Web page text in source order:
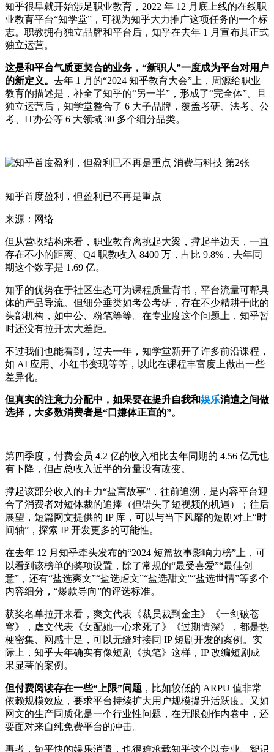
知乎很早就开始涉足职业教育，2022 年 12 月底上线的在线职
业教育平台“知学堂”，可视为知乎大力推广这项任务的一个标
志。职教拥有独立品牌和平台后，知乎在去年 1 月宣布其正式
独立运营。
这是和平台气质更契合的业务，“新职人”一度成为平台对用户
的新定义。 去年 1 月的“2024 知乎教育大会”上，周源给职业
教育的描述是，补全了知乎的“另一半”，形成了“完全体”。且
独立运营后，知学堂整合了 6 大子品牌，覆盖考研、法考、公
考、IT办公等 6 大领域 30 多个细分品类。
知乎首度盈利，但盈利已不再是重点
来源：网络
但从营收结构来看，职业教育离挑起大梁，撑起半边天，一直
存在不小的距离。Q4 职教收入 8400 万，占比 9.8%，去年同
期这个数字是 1.69 亿。
知乎的优势在于社区生态可为课程质量背书，平台流量可帮具
体的产品导流。但细分垂类如考公考研，存在不少精耕于此的
头部机构，如中公、粉笔等等。在专业度这个问题上，知乎暂
时还没有拉开太大差距。
不过我们也能看到，过去一年，知学堂新开了许多前沿课程，
如 AI 应用、小红书变现等等，以此在课程丰富度上做出一些
差异化。
但真实的注意力分配中，如果要在提升自我和娱乐消遣之间做
选择，大多数消费者是“口嫌体正直的”。
第四季度，付费会员 4.2 亿的收入相比去年同期的 4.56 亿元也
有下降，但占总收入近半的分量没有改变。
撑起该部分收入的主力“盐言故事”，往前追溯，是内容平台迎
合了消费者对短体裁的追捧（但错失了短视频的机遇）；往后
展望，短篇网文提供的 IP 库，可以与当下风靡的短剧对上“时
间轴”，探索 IP 开发更多的可能性。
在去年 12 月知乎牵头发布的“2024 短篇故事影响力榜”上，可
以看到该榜单的奖项设置，除了常规的“最受喜爱”“最佳创
意”，还有“盐选爽文”“盐选虐文”“盐选甜文”“盐选世情”等多个
内容细分，“爆款导向”的评选标准。
获奖名单拉开来看，爽文代表《裁员裁到金主》《一剑破苍
穹》，虐文代表《女配她一心求死了》《过期情深》，都是热
梗密集、网感十足，可以无缝对接同 IP 短剧开发的案例。实
际上，知乎去年确实有像短剧《执笔》这样，IP 改编短剧成
果显著的案例。
但付费阅读存在一些“上限”问题 ，比如较低的 ARPU 值非常
依赖规模效应，要求平台持续扩大用户规模提升活跃度。又如
网文的生产同质化是一个行业性问题，在无限创作内卷中，还
要面对来自纯免费平台的冲击。
再者，短平快的娱乐消遣，也很难承载知乎这个以专业、智识